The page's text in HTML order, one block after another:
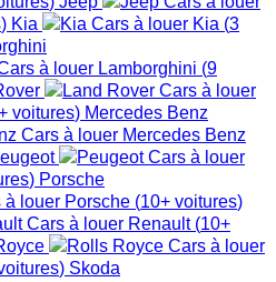
) Kia Kia (3
Lamborghini (9
voitures) Mercedes Benz
Mercedes Benz
) Porsche
Porsche (10+ voitures)
Renault (10+
) Skoda